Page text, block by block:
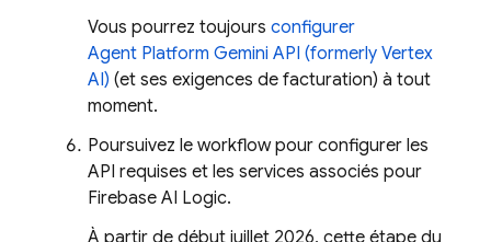
Vous pourrez toujours configurer
Agent Platform Gemini API (formerly Vertex
AI) (et ses exigences de facturation) à tout
moment.
Poursuivez le workflow pour configurer les
API requises et les services associés pour
Firebase AI Logic.
À partir de début juillet 2026, cette étape du